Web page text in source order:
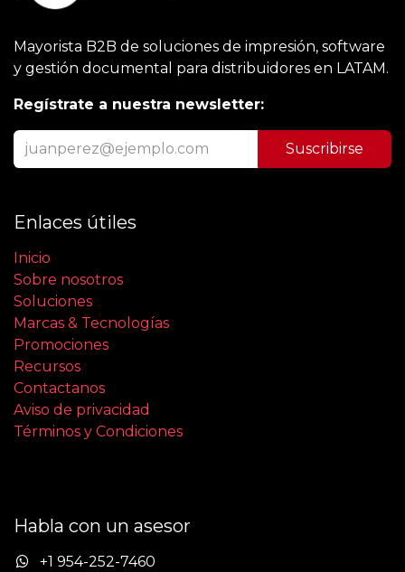
Mayorista B2B de soluciones de impresión, software
y gestión documental para distribuidores en LATAM.
Regístrate a nuestra newsletter:
Suscribirse
Enlaces útiles
Inicio
Sobre nosotros
Soluciones
Marcas & Tecnologías
Promociones
Recursos
Contactanos
Aviso de privacidad
Términos y Condiciones
Habla con un asesor
+1 954-252-7460